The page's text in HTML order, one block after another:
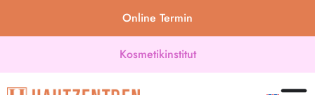
Online Termin
Kosmetikinstitut